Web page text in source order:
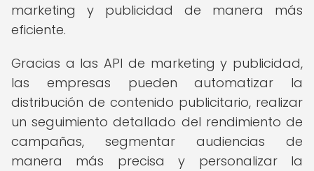
marketing y publicidad de manera más
eficiente.
Gracias a las API de marketing y publicidad,
las empresas pueden automatizar la
distribución de contenido publicitario, realizar
un seguimiento detallado del rendimiento de
campañas, segmentar audiencias de
manera más precisa y personalizar la